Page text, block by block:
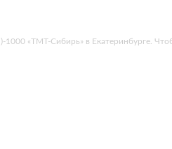
«ТМТ-Сибирь» в Екатеринбурге.